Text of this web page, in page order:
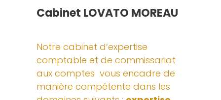
Cabinet LOVATO MOREAU
Notre cabinet d’expertise
comptable et de commissariat
aux comptes vous encadre de
manière compétente dans les